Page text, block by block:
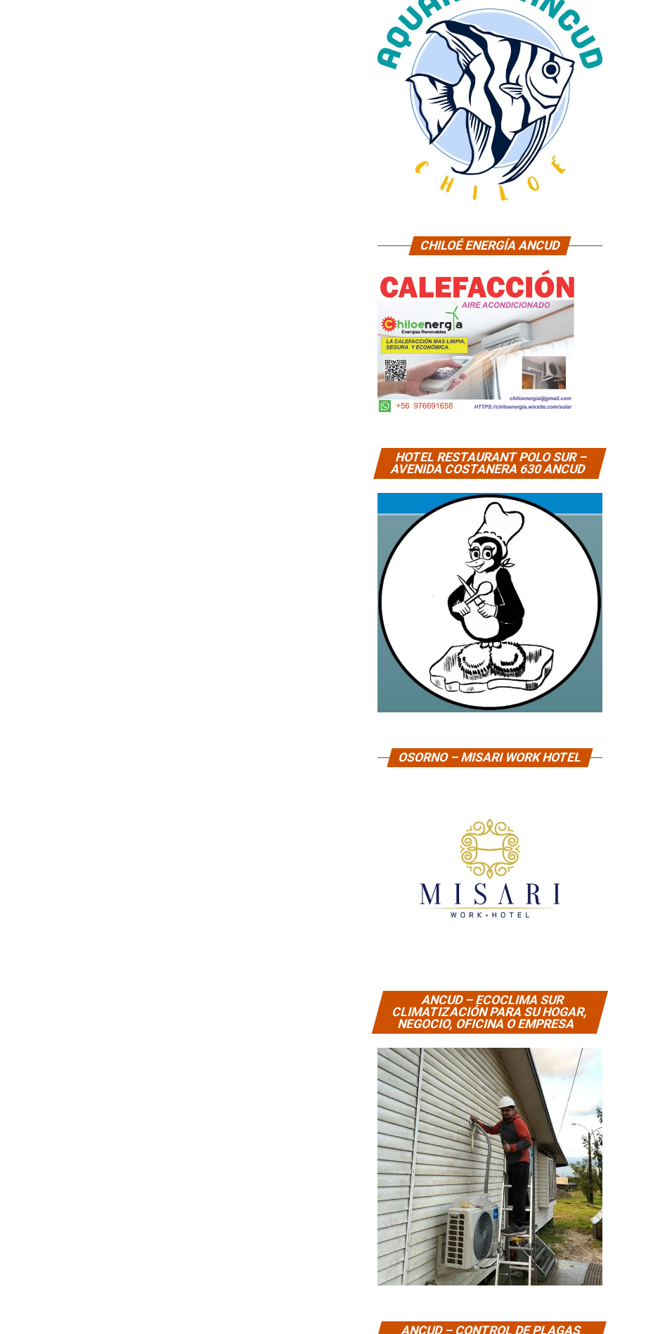
CHILOÉ ENERGÍA ANCUD
HOTEL RESTAURANT POLO SUR –
AVENIDA COSTANERA 630 ANCUD
OSORNO – MISARI WORK HOTEL
ANCUD – ECOCLIMA SUR
CLIMATIZACIÓN PARA SU HOGAR,
NEGOCIO, OFICINA O EMPRESA
ANCUD – CONTROL DE PLAGAS